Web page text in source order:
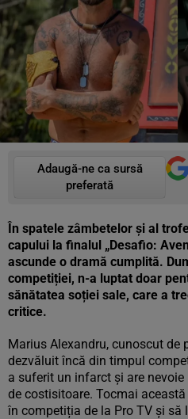
Adaugă-ne ca sursă
preferată
În spatele zâmbetelor și al
capului la finalul „Desafio:
ascunde o dramă cumplită.
competiției, n-a luptat doar
sănătatea soției sale, care a
critice.
Marius Alexandru, cunoscut de
dezvăluit încă din timpul
a suferit un infarct și are
de costisitoare. Tocmai
în competiția de la Pro TV și să